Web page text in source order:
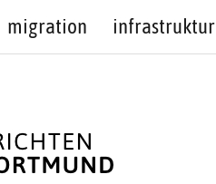
migration infrastruktur